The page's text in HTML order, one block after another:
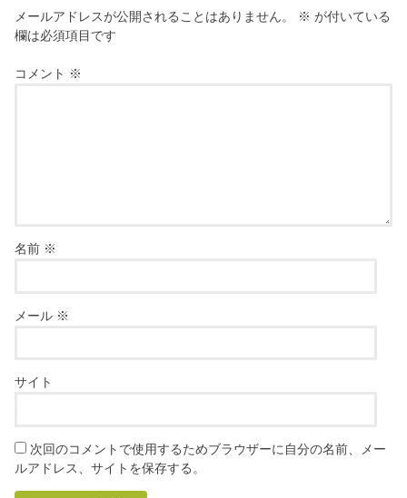
メールアドレスが公開されることはありません。 ※ が付いている
欄は必須項目です
コメント ※
名前 ※
メール ※
サイト
次回のコメントで使用するためブラウザーに自分の名前、メー
ルアドレス、サイトを保存する。